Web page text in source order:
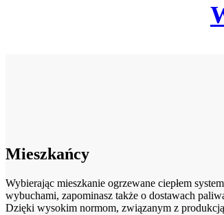
Mieszkańcy
Wybierając mieszkanie ogrzewane ciepłem
wybuchami, zapominasz także o dostawach
Dzięki wysokim normom, związanym z